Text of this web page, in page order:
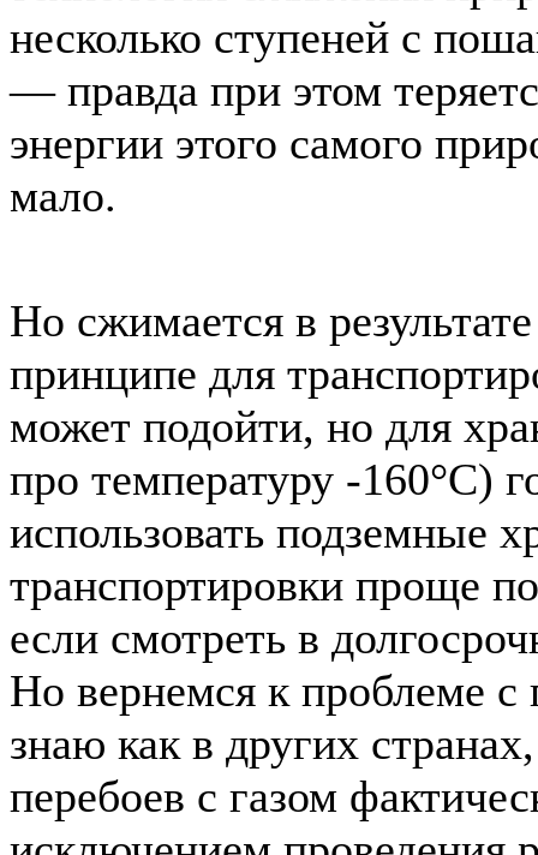
несколько ступеней с
— правда при этом
энергии этого самого
мало.
Но сжимается в
принципе для
может подойти, но для
про температуру -160°C)
использовать подземные
транспортировки проще
если смотреть в
Но вернемся к проблеме с
знаю как в других
перебоев с газом